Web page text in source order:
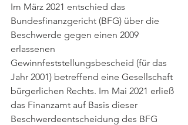
Im März 2021 entschied das
Bundesfinanzgericht (BFG) über die
Beschwerde gegen einen 2009
erlassenen
Gewinnfeststellungsbescheid (für das
Jahr 2001) betreffend eine Gesellschaft
bürgerlichen Rechts. Im Mai 2021 erließ
das Finanzamt auf Basis dieser
Beschwerdeentscheidung des BFG